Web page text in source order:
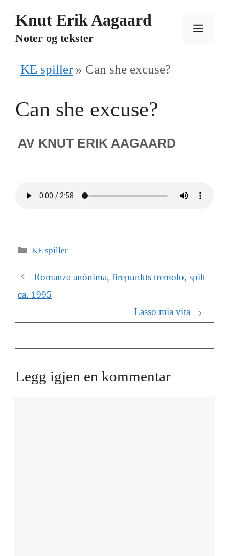
Knut Erik Aagaard
Noter og tekster
KE spiller» Can she excuse?
Can she excuse?
AV KNUT ERIK AAGAARD
Kategorier
KE spiller
Romanza anónima, firepunkts tremolo, spilt
ca. 1995
Lasso mia vita
Legg igjen en kommentar